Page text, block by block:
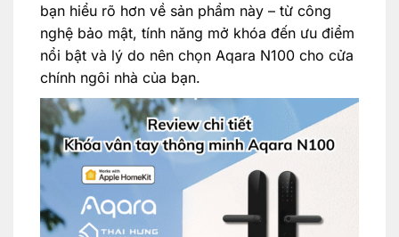
bạn hiểu rõ hơn về sản phẩm này – từ công
nghệ bảo mật, tính năng mở khóa đến ưu điểm
nổi bật và lý do nên chọn Aqara N100 cho cửa
chính ngôi nhà của bạn.